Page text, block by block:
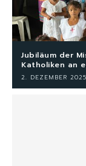
Jubiläum der
Katholiken an
2. DEZEMBER 2025